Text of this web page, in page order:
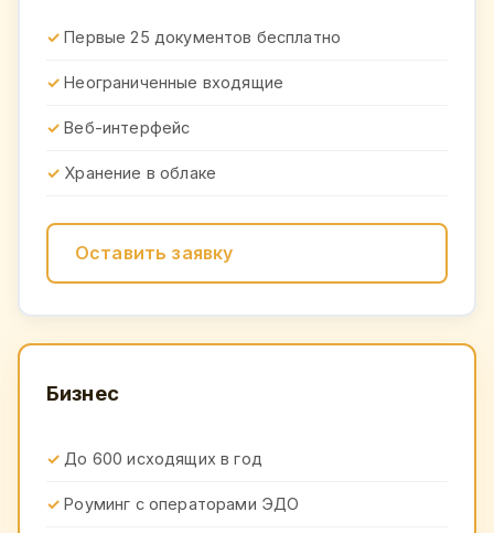
Первые 25 документов бесплатно
Неограниченные входящие
Веб-интерфейс
Хранение в облаке
Оставить заявку
Бизнес
До 600 исходящих в год
Роуминг с операторами ЭДО